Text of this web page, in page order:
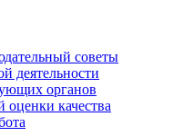
советы
деятельности
органов
оценки качества